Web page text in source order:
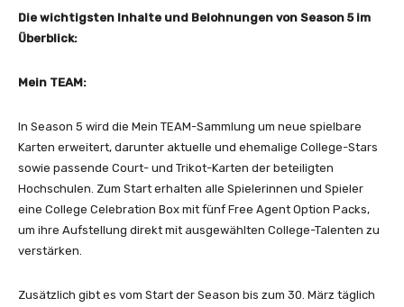
Die wichtigsten Inhalte und Belohnungen von Season 5 im
Überblick:
Mein TEAM:
In Season 5 wird die Mein TEAM-Sammlung um neue spielbare
Karten erweitert, darunter aktuelle und ehemalige College-Stars
sowie passende Court- und Trikot-Karten der beteiligten
Hochschulen. Zum Start erhalten alle Spielerinnen und Spieler
eine College Celebration Box mit fünf Free Agent Option Packs,
um ihre Aufstellung direkt mit ausgewählten College-Talenten zu
verstärken.
Zusätzlich gibt es vom Start der Season bis zum 30. März täglich